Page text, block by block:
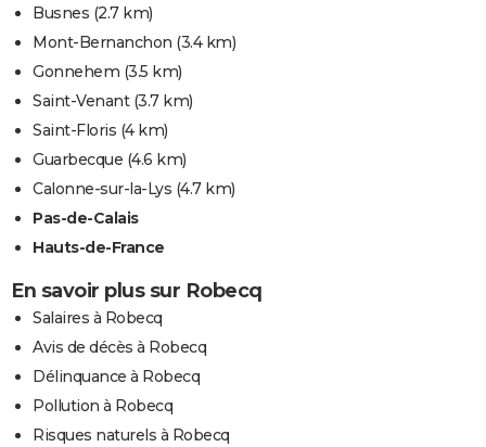
Busnes (2.7 km)
Mont-Bernanchon (3.4 km)
Gonnehem (3.5 km)
Saint-Venant(3.7 km)
Saint-Floris (4 km)
Guarbecque (4.6 km)
Calonne-sur-la-Lys (4.7 km)
Pas-de-Calais
Hauts-de-France
En savoir plus sur Robecq
Salaires à Robecq
Avis de décès à Robecq
Délinquance à Robecq
Pollution à Robecq
Risques naturels à Robecq